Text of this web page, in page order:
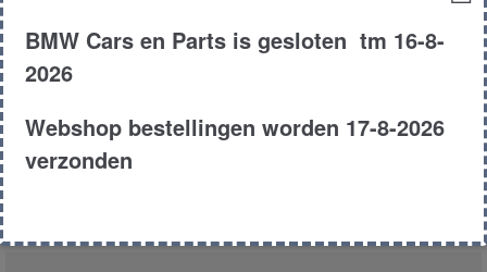
Metallic
Motor type :
BMW Cars en Parts is gesloten tm 16-8-
2026
Webshop bestellingen worden 17-8-2026
verzonden